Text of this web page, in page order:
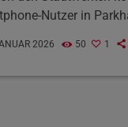
Nutzer in
startet zudem ein
2026 50 1